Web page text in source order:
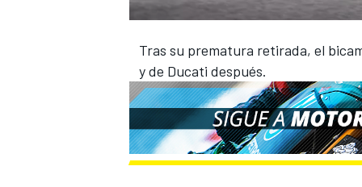
Tras su prematura retirada, el
y de Ducati después.